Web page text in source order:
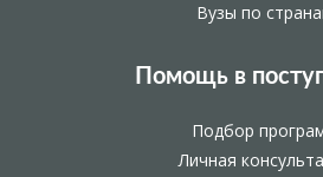
Вузы по
Помощь в
Подбор
Личная